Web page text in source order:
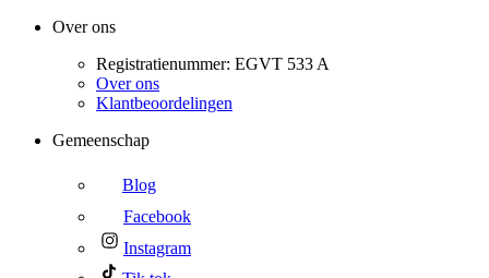
Over ons
Registratienummer: EGVT 533 A
Over ons
Klantbeoordelingen
Gemeenschap
Blog
Facebook
Instagram